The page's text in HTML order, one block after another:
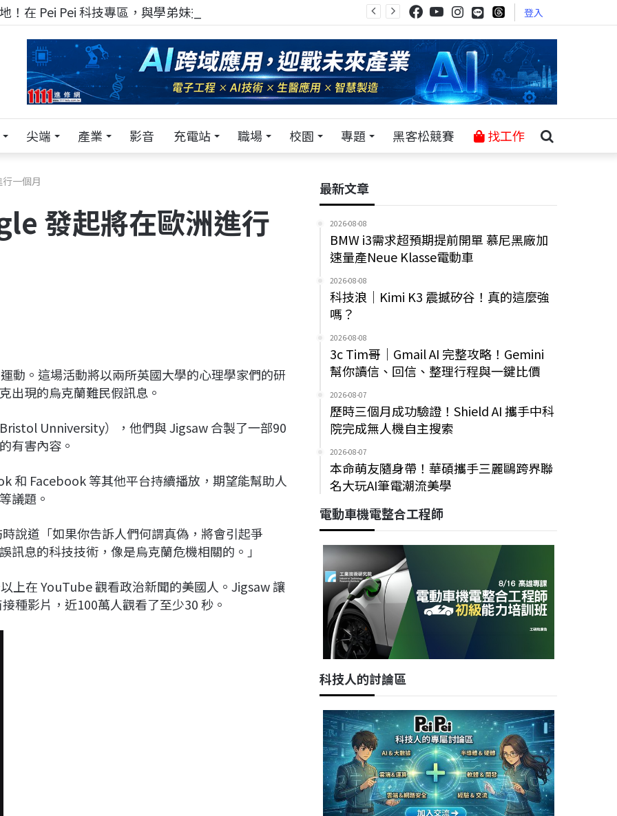
！在 Pei Pei 科技專區，與學弟妹交流最硬核的技術 登入
尖端 產業 影音 充電站 職場 校園 專題 黑客松競賽 找工作
一個月
發起將在歐洲進行
動。這場活動將以兩所英國大學的心理學家們的研
出現的烏克蘭難民假訊息。
Unniversity），他們與 Jigsaw 合製了一部90
有害內容。
和 Facebook 等其他平台持續播放，期望能幫助人
議題。
說道「如果你告訴人們何謂真偽，將會引起爭
息的科技技術，像是烏克蘭危機相關的。」
上在 YouTube 觀看政治新聞的美國人。Jigsaw 讓
種影片，近100萬人觀看了至少30 秒。
最新文章
2026-08-08
BMW i3需求超預期提前開單 慕尼黑廠加
速量產Neue Klasse電動車
2026-08-08
科技浪｜Kimi K3 震撼矽谷！真的這麼強
嗎？
2026-08-08
3c Tim哥｜Gmail AI 完整攻略！Gemini
幫你讀信、回信、整理行程與一鍵比價
2026-08-07
歷時三個月成功驗證！Shield AI 攜手中科
院完成無人機自主搜索
2026-08-07
本命萌友隨身帶！華碩攜手三麗鷗跨界聯
名大玩AI筆電潮流美學
電動車機電整合工程師
科技人的討論區